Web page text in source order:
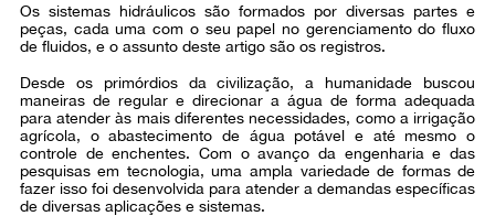
Os sistemas hidráulicos são formados por diversas partes e
peças, cada uma com o seu papel no gerenciamento do fluxo
de fluidos, e o assunto deste artigo são os registros.
Desde os primórdios da civilização, a humanidade buscou
maneiras de regular e direcionar a água de forma adequada
para atender às mais diferentes necessidades, como a irrigação
agrícola, o abastecimento de água potável e até mesmo o
controle de enchentes. Com o avanço da engenharia e das
pesquisas em tecnologia, uma ampla variedade de formas de
fazer isso foi desenvolvida para atender a demandas específicas
de diversas aplicações e sistemas.